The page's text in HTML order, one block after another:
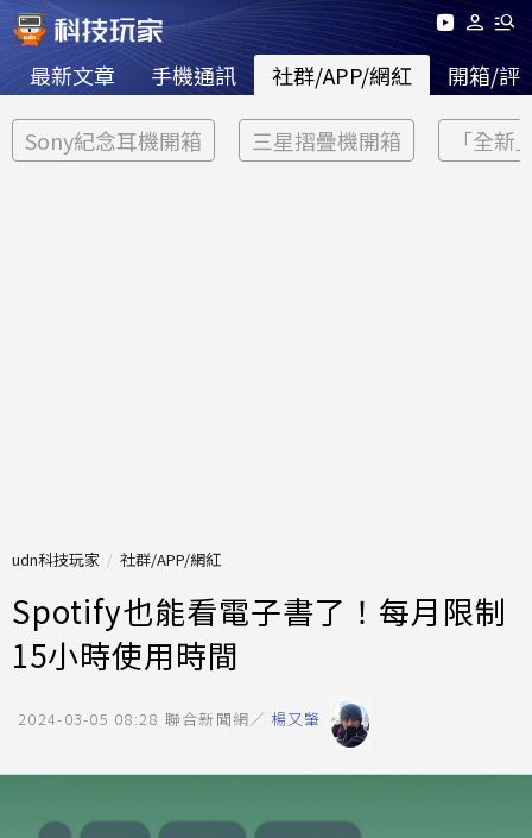
最新文章 手機通訊 社群/APP/網紅 開箱/評
Sony紀念耳機開箱 三星摺疊機開箱 「全新
udn科技玩家 社群/APP/網紅
Spotify也能看電子書了！每月限制
15小時使用時間
2024-03-05 08:28 聯合新聞網／ 楊又肇